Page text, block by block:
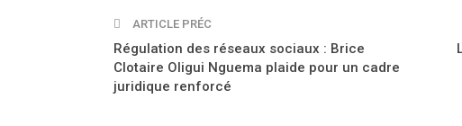
ARTICLE PRÉC
Régulation des réseaux sociaux : Brice
Clotaire Oligui Nguema plaide pour un cadre
juridique renforcé